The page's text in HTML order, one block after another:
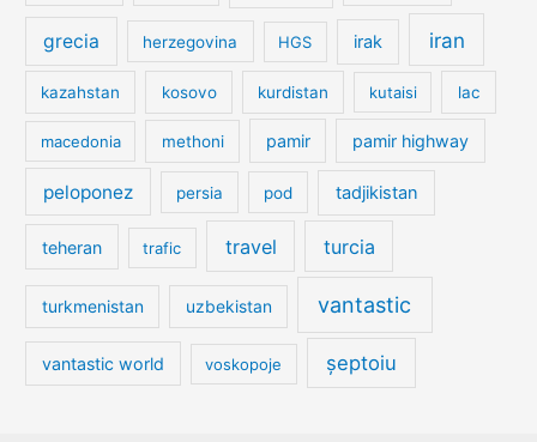
grecia herzegovina HGS irak iran
kazahstan kosovo kurdistan kutaisi lac
macedonia methoni pamir pamir highway
peloponez persia pod tadjikistan
teheran trafic travel turcia
turkmenistan uzbekistan vantastic
vantastic world voskopoje șeptoiu